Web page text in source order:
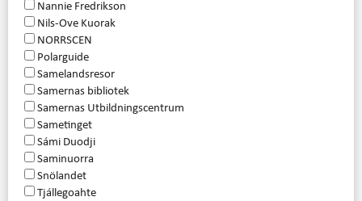
Nannie Fredrikson
Nils-Ove Kuorak
NORRSCEN
Polarguide
Samelandsresor
Samernas bibliotek
Samernas Utbildningscentrum
Sametinget
Sámi Duodji
Saminuorra
Snölandet
Tjállegoahte